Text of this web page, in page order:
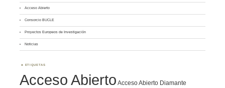
Acceso Abierto
Consorcio BUCLE
Proyectos Europeos de Investigación
Noticias
ETIQUETAS
Acceso Abierto Acceso Abierto Diamante